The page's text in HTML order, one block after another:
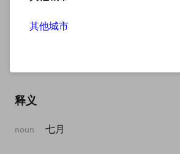
July
释义
noun 七月
其他城市